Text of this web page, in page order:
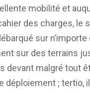
mobilité et
des charges,
sur
sur des terrains
devant malgré tout
déploiement ; tertio,